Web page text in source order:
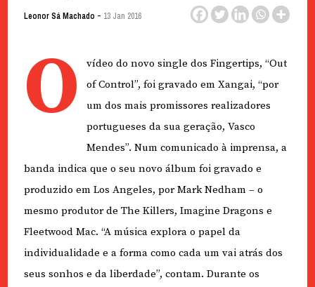
Leonor Sá Machado - 13 Jan 2016
O
vídeo do novo single dos Fingertips, “Out
of Control”, foi gravado em Xangai, “por
um dos mais promissores realizadores
portugueses da sua geração, Vasco
Mendes”. Num comunicado à imprensa, a
banda indica que o seu novo álbum foi gravado e
produzido em Los Angeles, por Mark Nedham – o
mesmo produtor de The Killers, Imagine Dragons e
Fleetwood Mac. “A música explora o papel da
individualidade e a forma como cada um vai atrás dos
seus sonhos e da liberdade”, contam. Durante os